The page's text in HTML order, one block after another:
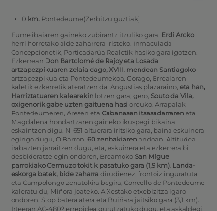
0 km. Pontedeume(Zerbitzu guztiak)
Eume ibaiaren gaineko zubirantz itzuliko gara, Erdi Aroko
herri horretako alde zaharrera iristeko. Inmaculada
Concepcionetik, Porticadarúa Realetik hasiko gara igotzen.
Ezkerrean Don Bartolomé de Rajoy eta Losada
artzapezpikuaren zelaia dago, XVIII. mendean Santiagoko
artzapezpikua eta Pontedeumekoa. Gorago, Errealaren
kaletik ezkerretik ateratzen da, Angustias plazaraino, eta han,
Harriztatuaren kalearekin lotzen gara; gero, Souto da Vila,
oxigenorik gabe uzten gaituena hasi orduko. Arrapalak
Pontedeumeren, Aresen eta Cabanasen itsasadarraren eta
Magdalena hondartzaren gaineko ikuspegi bikaina
eskaintzen digu. N-651 altuerara iritsiko gara, baina eskuinera
egingo dugu, O Barron, 60 zenbakiaren ondoan. Altitudea
irabazten jarraitzen dugu, eta, eskuinera eta ezkerrera bi
desbideratze egin ondoren, Breamoko San Miguel
parrokiako Cermuzo tokitik pasatuko gara (1,9 km). Landa-
eskorga batek, bide zaharra dirudienez, frontoiz inguratuta
eta Campolongo zerratokira begira, Concello de Pontedeume
kaleratu du, Miñora joateko. A Xestako etxebizitza igaro
ondoren, Stop batera atera eta Buiñara jaitsiko gara (3,1 km).
Irteeran AC-4802 errepidea gurutzatuko dugu, eta askaldegi